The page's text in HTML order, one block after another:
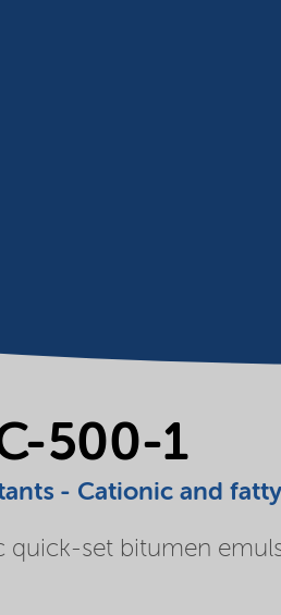
500-1
- Cationic and
quick-set bitumen